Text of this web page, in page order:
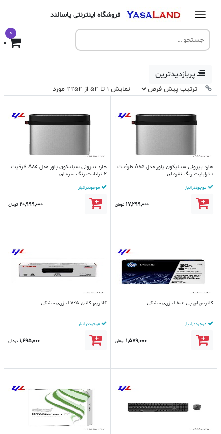
فروشگاه اینترنتی یاسالند
0
پربازدیدترین
نمایش 1 تا 52 از 2252 مورد
هارد بیرونی سیلیکون پاور مدل A85 ظرفیت
موجود در انبار
17,299,000 تومان
هارد بیرونی سیلیکون پاور مدل A85 ظرفیت
موجود در انبار
20,999,000 تومان
کاتریج اچ پی 80a لیزری مشکی
موجود در انبار
1,579,000 تومان
کاتریج کانن 725 لیزری مشکی
موجود در انبار
1,495,000 تومان